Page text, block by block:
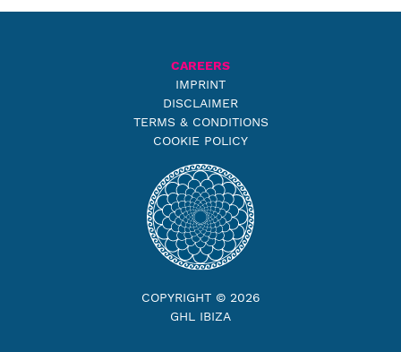
CAREERS
IMPRINT
DISCLAIMER
TERMS & CONDITIONS
COOKIE POLICY
COPYRIGHT © 2026
GHL IBIZA